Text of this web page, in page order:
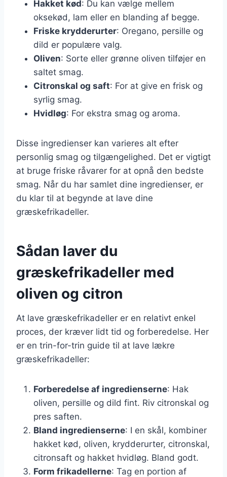
Hakket kød: Du kan vælge mellem
oksekød, lam eller en blanding af begge.
Friske krydderurter: Oregano, persille og
dild er populære valg.
Oliven: Sorte eller grønne oliven tilføjer en
saltet smag.
Citronskal og saft: For at give en frisk og
syrlig smag.
Hvidløg: For ekstra smag og aroma.
Disse ingredienser kan varieres alt efter
personlig smag og tilgængelighed. Det er vigtigt
at bruge friske råvarer for at opnå den bedste
smag. Når du har samlet dine ingredienser, er
du klar til at begynde at lave dine
græskefrikadeller.
Sådan laver du
græskefrikadeller med
oliven og citron
At lave græskefrikadeller er en relativt enkel
proces, der kræver lidt tid og forberedelse. Her
er en trin-for-trin guide til at lave lækre
græskefrikadeller:
Forberedelse af ingredienserne: Hak
oliven, persille og dild fint. Riv citronskal og
pres saften.
Bland ingredienserne: I en skål, kombiner
hakket kød, oliven, krydderurter, citronskal,
citronsaft og hakket hvidløg. Bland godt.
Form frikadellerne: Tag en portion af